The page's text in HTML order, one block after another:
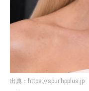
出典： https://spur.hpplus.jp